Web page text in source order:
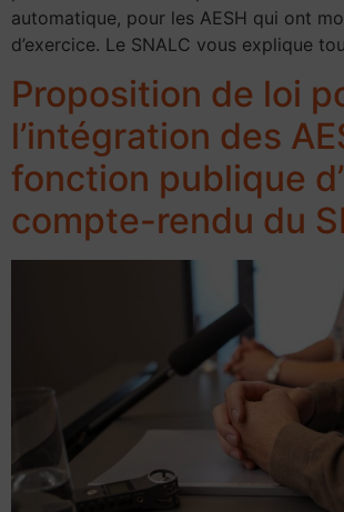
automatique, pour les AESH qui ont
d’exercice. Le SNALC vous explique
Proposition de loi
l’intégration des
fonction publique
compte-rendu du